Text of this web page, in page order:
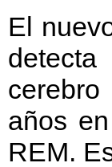
El
años
REM.